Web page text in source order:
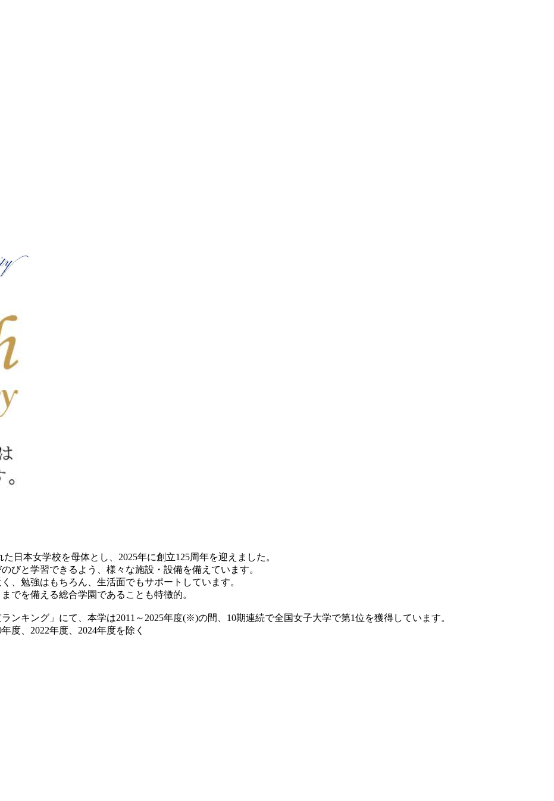
日本女学校を母体とし、2025年に創立125周年を迎えました。
びと学習できるよう、様々な施設・設備を備えています。
、勉強はもちろん、生活面でもサポートしています。
でを備える総合学園であることも特徴的。
ンキング」にて、本学は2011～2025年度(※)の間、10期連続で全国女子大学で第1位を獲得しています。
度、2022年度、2024年度を除く